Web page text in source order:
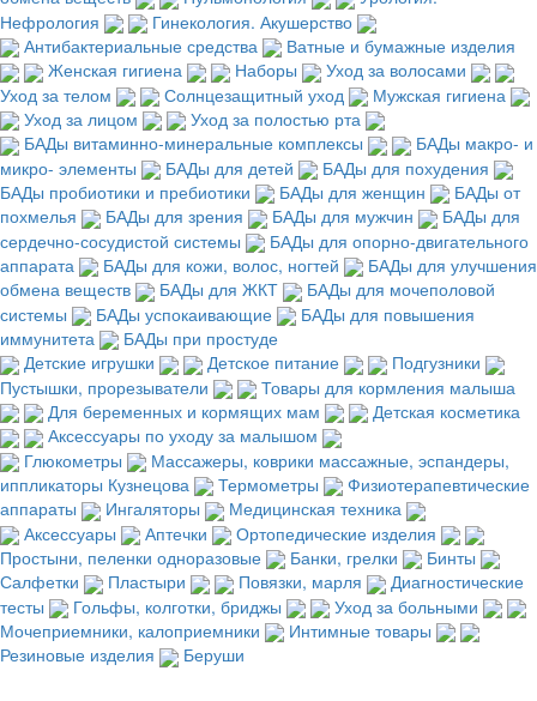
Нефрология
Гинекология. Акушерство
Антибактериальные средства
Ватные и бумажные изделия
Женская гигиена
Наборы
Уход за волосами
Уход за телом
Солнцезащитный уход
Мужская гигиена
Уход за лицом
Уход за полостью рта
БАДы витаминно-минеральные комплексы
БАДы макро- и
микро- элементы
БАДы для детей
БАДы для похудения
БАДы пробиотики и пребиотики
БАДы для женщин
БАДы от
похмелья
БАДы для зрения БАДы для мужчин
БАДы для
сердечно-сосудистой системы
БАДы для опорно-двигательного
аппарата
БАДы для кожи, волос, ногтей
БАДы для улучшения
обмена веществ
БАДы для ЖКТ
БАДы для мочеполовой
системы
БАДы успокаивающие
БАДы для повышения
иммунитета
БАДы при простуде
Детские игрушки
Детское питание
Подгузники
Пустышки, прорезыватели
Товары для кормления малыша
Для беременных и кормящих мам
Детская косметика
Аксессуары по уходу за малышом
Глюкометры
Массажеры, коврики массажные, эспандеры,
иппликаторы Кузнецова
Термометры
Физиотерапевтические
аппараты
Ингаляторы
Медицинская техника
Аксессуары
Аптечки
Ортопедические изделия
Простыни, пеленки одноразовые
Банки, грелки
Бинты
Салфетки
Пластыри Повязки, марля
Диагностические
тесты
Гольфы, колготки, бриджы
Уход за больными
Мочеприемники, калоприемники
Интимные товары
Резиновые изделия
Беруши